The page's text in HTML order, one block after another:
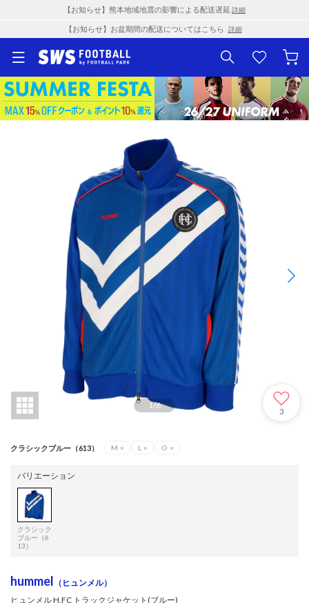
【お知らせ】熊本地域地震の影響による配送遅延 詳細
【お知らせ】お盆期間の配送についてはこちら 詳細
1/6
3
クラシックブルー（613） M × L × O ×
バリエーション
クラシック
ブルー（6
13）
hummel （ヒュンメル）
ヒュンメル H.FC トラックジャケット(ブルー)